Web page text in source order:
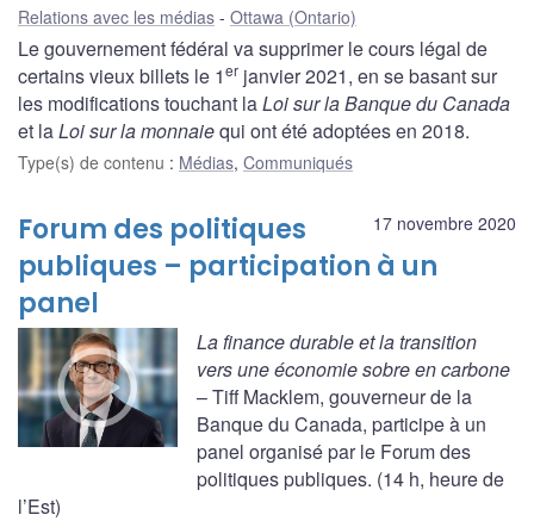
Relations avec les médias Ottawa (Ontario)
Le gouvernement fédéral va supprimer le cours légal de
certains vieux billets le 1er janvier 2021, en se basant sur
les modifications touchant laLoi sur la Banque du Canada
et laLoi sur la monnaiequi ont été adoptées en 2018.
Type(s) de contenu : Médias, Communiqués
17 novembre 2020
Forum des politiques
publiques – participation à un
panel
La finance durable et la transition
vers une économie sobre en carbone
– Tiff Macklem, gouverneur de la
Banque du Canada, participe à un
panel organisé par le Forum des
politiques publiques. (14 h, heure de
l’Est)